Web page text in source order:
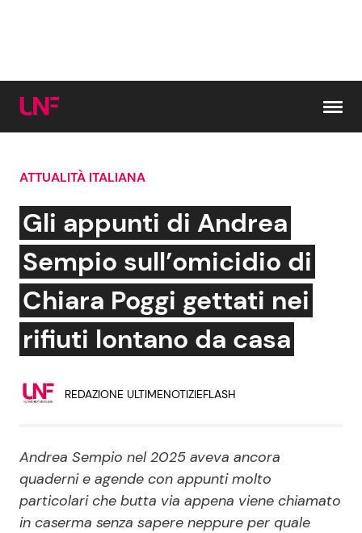
Cerca:
News e Cronaca
Attualità Italiana
Dal Mondo
Politica
Gossip e TV
Bellezze VIP
Coppie VIP
Reality e Talent
Soap Opera
ATTUALITÀ ITALIANA
Gli appunti di Andrea
Sempio sull’omicidio di
Chiara Poggi gettati nei
rifiuti lontano da casa
REDAZIONE ULTIMENOTIZIEFLASH
Andrea Sempio nel 2025 aveva ancora
quaderni e agende con appunti molto
particolari che butta via appena viene chiamato
in caserma senza sapere neppure per quale